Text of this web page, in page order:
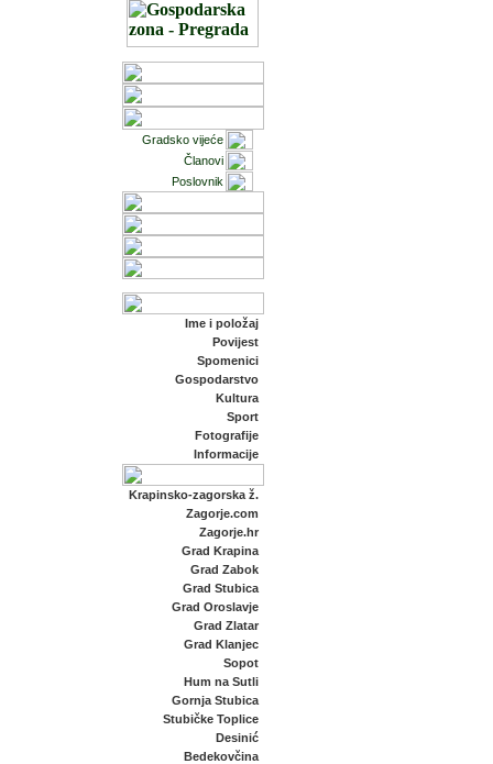
Gradsko vijeće
Članovi
Poslovnik
Ime i položaj
Povijest
Spomenici
Gospodarstvo
Kultura
Sport
Fotografije
Informacije
Krapinsko-zagorska ž.
Zagorje.com
Zagorje.hr
Grad Krapina
Grad Zabok
Grad Stubica
Grad Oroslavje
Grad Zlatar
Grad Klanjec
Sopot
Hum na Sutli
Gornja Stubica
Stubičke Toplice
Desinić
Bedekovčina